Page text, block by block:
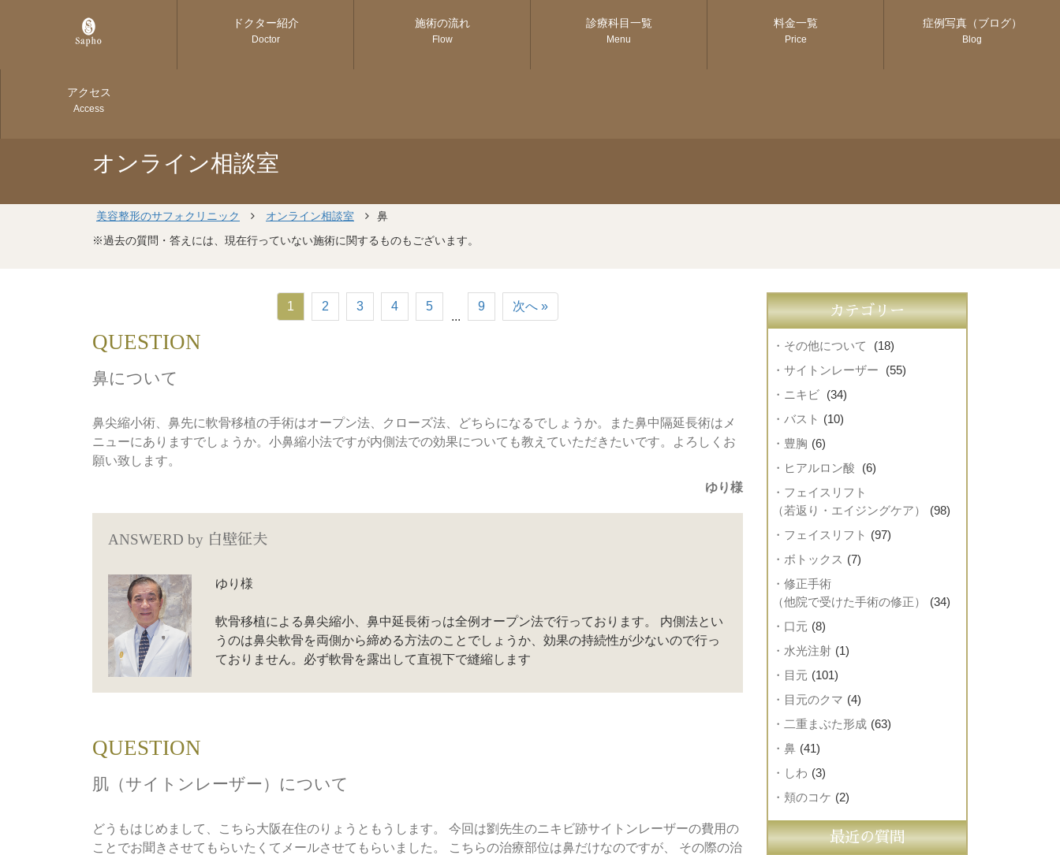
ドクター紹介
Doctor
施術の流れ
Flow
診療科目一覧
Menu
料金一覧
Price
症例写真（ブログ）
Blog
アクセス
Access
オンライン相談室
美容整形のサフォクリニック オンライン相談室
鼻
※過去の質問・答えには、現在行っていない施術に関するものもございます。
1 2 3 4 5
...
9 次へ »
QUESTION
鼻について
鼻尖縮小術、鼻先に軟骨移植の手術はオープン法、クローズ法、どちらになるでしょうか。また鼻中隔延長術はメ
ニューにありますでしょうか。小鼻縮小法ですが内側法での効果についても教えていただきたいです。よろしくお
願い致します。
ゆり様
ANSWERD by 白壁征夫
ゆり様
軟骨移植による鼻尖縮小、鼻中延長術っは全例オープン法で行っております。 内側法とい
うのは鼻尖軟骨を両側から締める方法のことでしょうか、効果の持続性が少ないので行っ
ておりません。必ず軟骨を露出して直視下で縫縮します
QUESTION
肌（サイトンレーザー）について
どうもはじめまして、こちら大阪在住のりょうともうします。 今回は劉先生のニキビ跡サイトンレーザーの費用の
ことでお聞きさせてもらいたくてメールさせてもらいました。 こちらの治療部位は鼻だけなのですが、 その際の治
カテゴリー
・その他について
(18)
・サイトンレーザー
(55)
・ニキビ (34)
・バスト (10)
・豊胸 (6)
・ヒアルロン酸
(6)
・フェイスリフト
（若返り・エイジングケア）
(98)
・フェイスリフト (97)
・ボトックス (7)
・修正手術
（他院で受けた手術の修正）
(34)
・口元 (8)
・水光注射 (1)
・目元 (101)
・目元のクマ (4)
・二重まぶた形成 (63)
・鼻 (41)
・しわ (3)
・頬のコケ (2)
最近の質問